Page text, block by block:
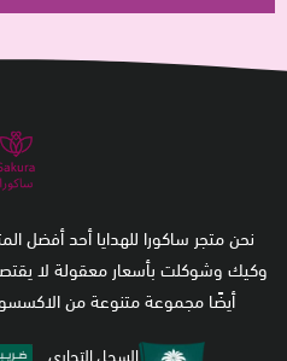
نحن متجر ساكورا للهدايا أحد أفضل
وكيك وشوكلت بأسعار معقولة لا
أيضًا مجموعة متنوعة من